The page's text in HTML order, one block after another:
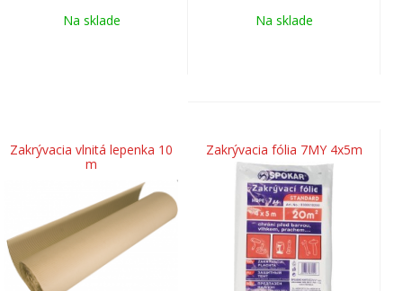
Na sklade Na sklade
Zakrývacia vlnitá lepenka 10
m
Zakrývacia fólia 7MY 4x5m